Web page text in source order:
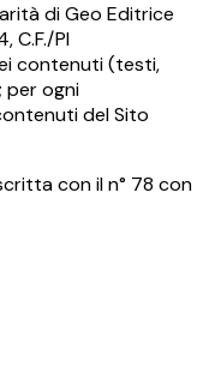
di Geo Editrice
C.F./PI
contenuti (testi,
per ogni
del Sito
con il n° 78 con